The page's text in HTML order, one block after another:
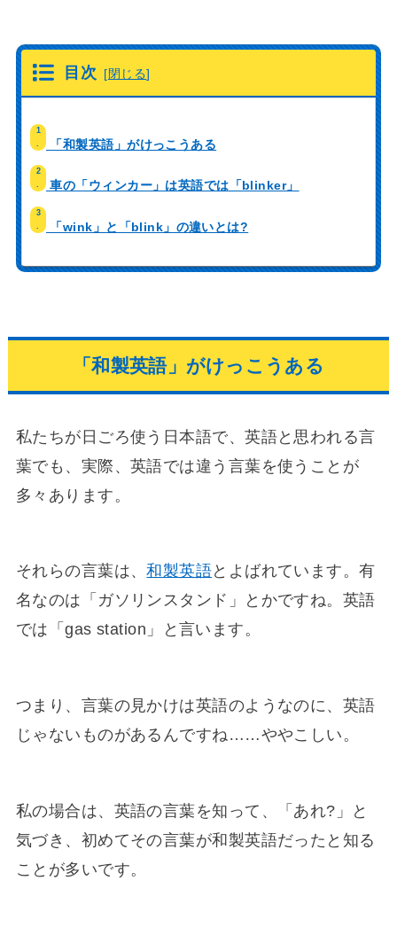
目次 [閉じる]
1
「和製英語」がけっこうある
2
.
車の「ウィンカー」は英語では「blinker」
3
「wink」と「blink」の違いとは?
「和製英語」がけっこうある
私たちが日ごろ使う日本語で、英語と思われる言
葉でも、実際、英語では違う言葉を使うことが
多々あります。
それらの言葉は、和製英語とよばれています。有
名なのは「ガソリンスタンド」とかですね。英語
では「gas station」と言います。
つまり、言葉の見かけは英語のようなのに、英語
じゃないものがあるんですね……ややこしい。
私の場合は、英語の言葉を知って、「あれ?」と
気づき、初めてその言葉が和製英語だったと知る
ことが多いです。